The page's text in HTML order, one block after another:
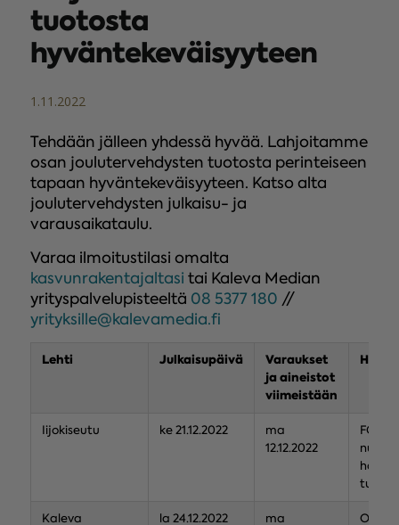
tuotosta
hyväntekeväisyyteen
1.11.2022
Tehdään jälleen yhdessä hyvää. Lahjoitamme
osan joulutervehdysten tuotosta perinteiseen
tapaan hyväntekeväisyyteen. Katso alta
joulutervehdysten julkaisu- ja
varausaikataulu.
Varaa ilmoitustilasi omalta
kasvunrakentajaltasi tai Kaleva Median
yrityspalvelupisteeltä 08 5377 180 //
yrityksille@kalevamedia.fi
Lehti Julkaisupäivä
Varaukset
ja aineistot
viimeistään
Iijokiseutu ke 21.12.2022
ma
12.12.2022
FC
Kaleva la 24.12.2022
ma
ODL